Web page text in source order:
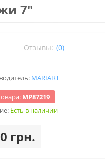
7"
Отзывы: (0)
MARIART
МР87219
Есть в наличии
грн.